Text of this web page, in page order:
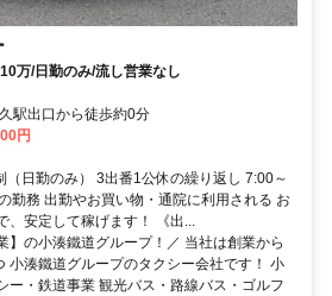
万/日勤のみ/流し営業なし
駅出口から徒歩約0分
円
（日勤のみ） 3出番1公休の繰り返し 7:00～
勤務 出勤やお買い物・通院に利用される お
安定して稼げます！ 《出...
】の小湊鐵道グループ！／ 当社は創業から
小湊鐵道グループのタクシー会社です！ 小
ー・鉄道事業 観光バス・路線バス・ゴルフ